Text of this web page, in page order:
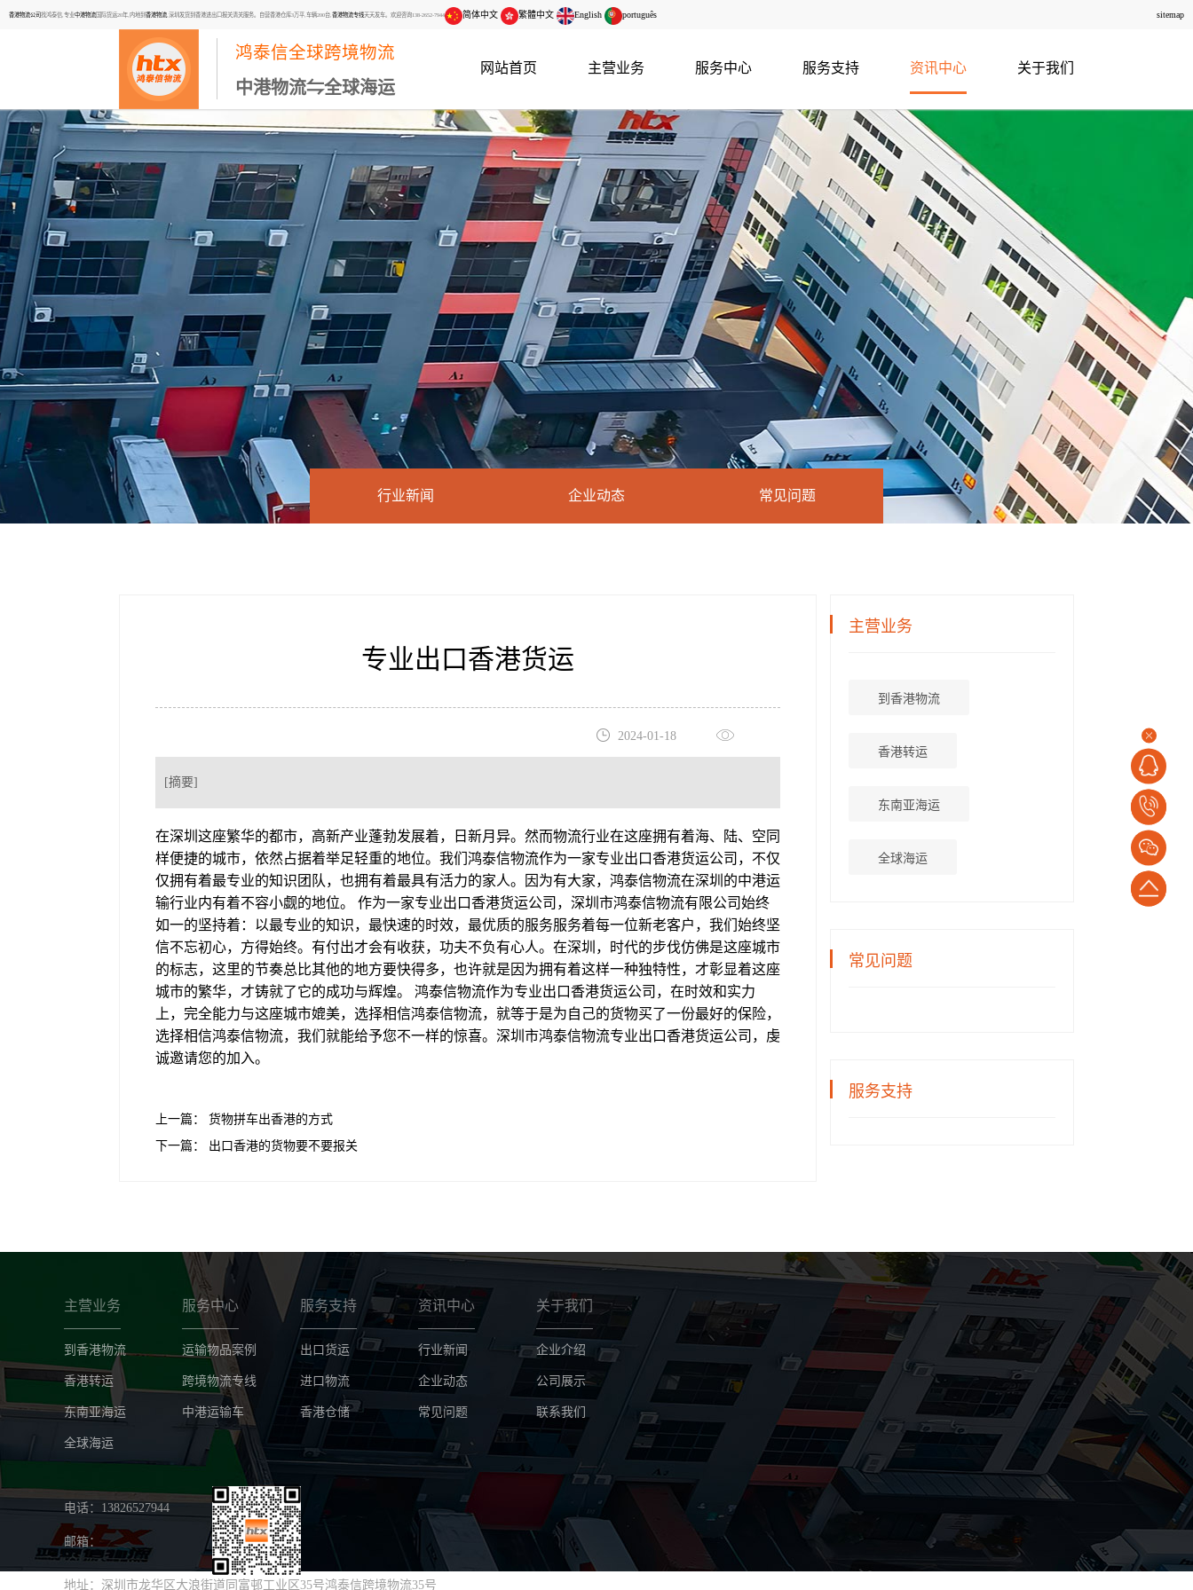
香港物流公司找鸿泰信,专业中港物流国际货运20年,内地到 香港物流 ,深圳发货到香港进出口报关清关服务。自营香港仓库3万平,车辆200台, 香港物流专线天天发车。欢迎咨询138-2652-7944 简体中文 繁體中文 English português sitemap
鸿泰信全球跨境物流
中港物流⇋全球海运
网站首页 主营业务 服务中心 服务支持 资讯中心 关于我们
电
话：
返
行业新闻 企业动态 常见问题
专业出口香港货运
2024-01-18
[摘要]
在深圳这座繁华的都市，高新产业蓬勃发展着，日新月异。然而物流行业在这座拥有着海、陆、空同
样便捷的城市，依然占据着举足轻重的地位。我们鸿泰信物流作为一家专业出口香港货运公司，不仅
仅拥有着最专业的知识团队，也拥有着最具有活力的家人。因为有大家，鸿泰信物流在深圳的中港运
输行业内有着不容小觑的地位。 作为一家专业出口香港货运公司，深圳市鸿泰信物流有限公司始终
如一的坚持着：以最专业的知识，最快速的时效，最优质的服务服务着每一位新老客户，我们始终坚
信不忘初心，方得始终。有付出才会有收获，功夫不负有心人。在深圳，时代的步伐仿佛是这座城市
的标志，这里的节奏总比其他的地方要快得多，也许就是因为拥有着这样一种独特性，才彰显着这座
城市的繁华，才铸就了它的成功与辉煌。 鸿泰信物流作为专业出口香港货运公司，在时效和实力
上，完全能力与这座城市媲美，选择相信鸿泰信物流，就等于是为自己的货物买了一份最好的保险，
选择相信鸿泰信物流，我们就能给予您不一样的惊喜。深圳市鸿泰信物流专业出口香港货运公司，虔
诚邀请您的加入。
上一篇：
货物拼车出香港的方式
下一篇：
出口香港的货物要不要报关
主营业务
到香港物流
香港转运
东南亚海运
全球海运
常见问题
服务支持
主营业务
到香港物流
香港转运
东南亚海运
全球海运
服务中心
运输物品案例
跨境物流专线
中港运输车
服务支持
出口货运
进口物流
香港仓储
资讯中心
行业新闻
企业动态
常见问题
关于我们
企业介绍
公司展示
联系我们
电话：13826527944
邮箱：
地址：深圳市龙华区大浪街道同富邨工业区35号鸿泰信跨境物流35号